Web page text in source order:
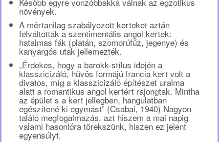
növények.
A mértanilag szabályozott kerteket aztán
felváltották a szentimentális angol kertek:
hatalmas fák (platán, szomorúfűz, jegenye) és
kanyargós utak jellemezték.
„Érdekes, hogy a barokk-stílus idején a
klasszicizáló, hűvös formájú francia kert volt a
divatos, míg a klasszicizáló építészet uralma
alatt a romantikus angol kertért rajongtak. Mintha
az épület s a kert jellegben, hangulatban
egészítené ki egymást” (Csabai, 1940) Nagyon
találó megfogalmazás, azt hiszem a mai napig
valami hasonlóra törekszünk, hiszen ez jelent
egyensúlyt.